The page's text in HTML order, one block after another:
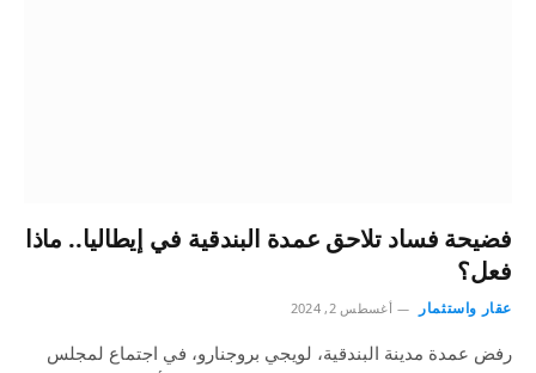
فضيحة فساد تلاحق عمدة البندقية في إيطاليا.. ماذا
فعل؟
عقار واستثمار أغسطس 2, 2024
رفض عمدة مدينة البندقية، لويجي بروجنارو، في اجتماع لمجلس